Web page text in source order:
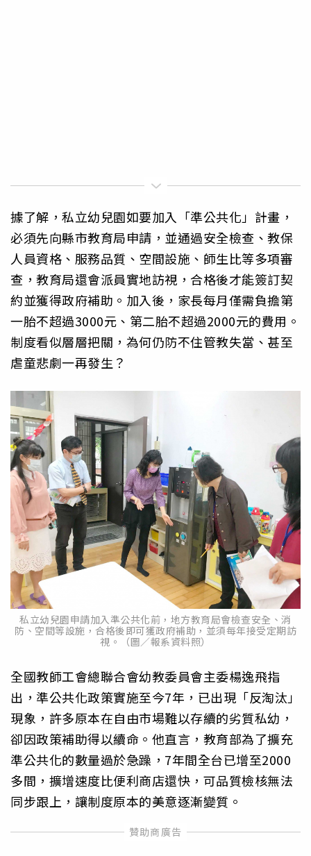
據了解，私立幼兒園如要加入「準公共化」計畫，
必須先向縣市教育局申請，並通過安全檢查、教保
人員資格、服務品質、空間設施、師生比等多項審
查，教育局還會派員實地訪視，合格後才能簽訂契
約並獲得政府補助。加入後，家長每月僅需負擔第
一胎不超過3000元、第二胎不超過2000元的費用。
制度看似層層把關，為何仍防不住管教失當、甚至
虐童悲劇一再發生？
私立幼兒園申請加入準公共化前，地方教育局會檢查安全、消
防、空間等設施，合格後即可獲政府補助，並須每年接受定期訪
視。（圖／報系資料照）
全國教師工會總聯合會幼教委員會主委楊逸飛指
出，準公共化政策實施至今7年，已出現「反淘汰」
現象，許多原本在自由市場難以存續的劣質私幼，
卻因政策補助得以續命。他直言，教育部為了擴充
準公共化的數量過於急躁，7年間全台已增至2000
多間，擴增速度比便利商店還快，可品質檢核無法
同步跟上，讓制度原本的美意逐漸變質。